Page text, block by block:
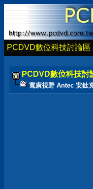
PCDVD數位科技討論區
PCDVD數位科技討
寬廣視野 Antec 安鈦